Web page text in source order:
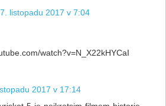
7. listopadu 2017 v 7:04
watch?v=N_X22kHYCaI
2017 v 17:14